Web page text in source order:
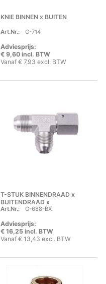
KNIE BINNEN x BUITEN
Art.Nr.: G-714
Adviesprijs:
€ 9,60 incl. BTW
Vanaf € 7,93 excl. BTW
T-STUK BINNENDRAAD x
BUITENDRAAD x
BUITENDRAAD
Art.Nr.: G-688-BX
Adviesprijs:
€ 16,25 incl. BTW
Vanaf € 13,43 excl. BTW